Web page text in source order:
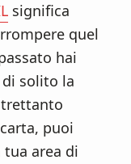
significa
quel
hai
solito la
puoi
tua area di